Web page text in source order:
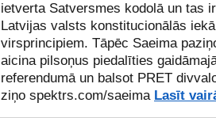
ietverta Satversmes kodolā un tas
Latvijas valsts konstitucionālās
virsprincipiem. Tāpēc Saeima
aicina pilsoņus piedalīties
referendumā un balsot PRET
ziņo spektrs.com/saeima Lasīt